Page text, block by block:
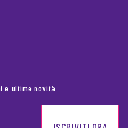
e ultime novità